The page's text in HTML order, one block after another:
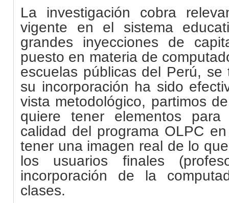
La investigación cobra
vigente en el sistema
grandes inyecciones de
puesto en materia de
escuelas públicas del Perú,
su incorporación ha sido
vista metodológico, partimos
quiere tener elementos
calidad del programa OLPC
tener una imagen real de lo
los usuarios finales
incorporación de la
clases.